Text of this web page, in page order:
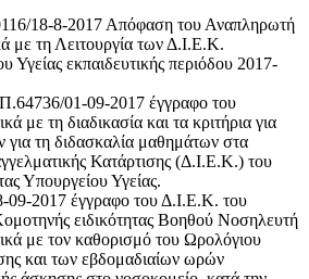
18-8-2017 Απόφαση του Αναπληρωτή
με τη Λειτουργία των Δ.Ι.Ε.Κ.
Υγείας εκπαιδευτικής περιόδου 2017-
01-09-2017 έγγραφο του
με τη διαδικασία και τα κριτήρια για
για τη διδασκαλία μαθημάτων στα
Κατάρτισης (Δ.Ι.Ε.Κ.) του
Υπουργείου Υγείας.
09-2017 έγγραφο του Δ.Ι.Ε.Κ. του
ειδικότητας Βοηθού Νοσηλευτή
με τον καθορισμό του Ωρολόγιου
και των εβδομαδιαίων ωρών